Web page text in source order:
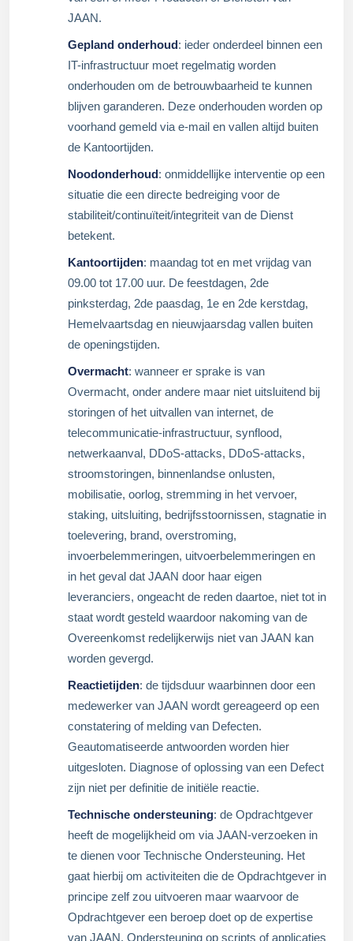
JAAN.
Gepland onderhoud: ieder onderdeel binnen een
IT-infrastructuur moet regelmatig worden
onderhouden om de betrouwbaarheid te kunnen
blijven garanderen. Deze onderhouden worden op
voorhand gemeld via e-mail en vallen altijd buiten
de Kantoortijden.
Noodonderhoud: onmiddellijke interventie op een
situatie die een directe bedreiging voor de
stabiliteit/continuïteit/integriteit van de Dienst
betekent.
Kantoortijden: maandag tot en met vrijdag van
09.00 tot 17.00 uur. De feestdagen, 2de
pinksterdag, 2de paasdag, 1e en 2de kerstdag,
Hemelvaartsdag en nieuwjaarsdag vallen buiten
de openingstijden.
Overmacht: wanneer er sprake is van
Overmacht, onder andere maar niet uitsluitend bij
storingen of het uitvallen van internet, de
telecommunicatie-infrastructuur, synflood,
netwerkaanval, DDoS-attacks, DDoS-attacks,
stroomstoringen, binnenlandse onlusten,
mobilisatie, oorlog, stremming in het vervoer,
staking, uitsluiting, bedrijfsstoornissen, stagnatie in
toelevering, brand, overstroming,
invoerbelemmeringen, uitvoerbelemmeringen en
in het geval dat JAAN door haar eigen
leveranciers, ongeacht de reden daartoe, niet tot in
staat wordt gesteld waardoor nakoming van de
Overeenkomst redelijkerwijs niet van JAAN kan
worden gevergd.
Reactietijden: de tijdsduur waarbinnen door een
medewerker van JAAN wordt gereageerd op een
constatering of melding van Defecten.
Geautomatiseerde antwoorden worden hier
uitgesloten. Diagnose of oplossing van een Defect
zijn niet per definitie de initiële reactie.
Technische ondersteuning: de Opdrachtgever
heeft de mogelijkheid om via JAAN-verzoeken in
te dienen voor Technische Ondersteuning. Het
gaat hierbij om activiteiten die de Opdrachtgever in
principe zelf zou uitvoeren maar waarvoor de
Opdrachtgever een beroep doet op de expertise
van JAAN. Ondersteuning op scripts of applicaties